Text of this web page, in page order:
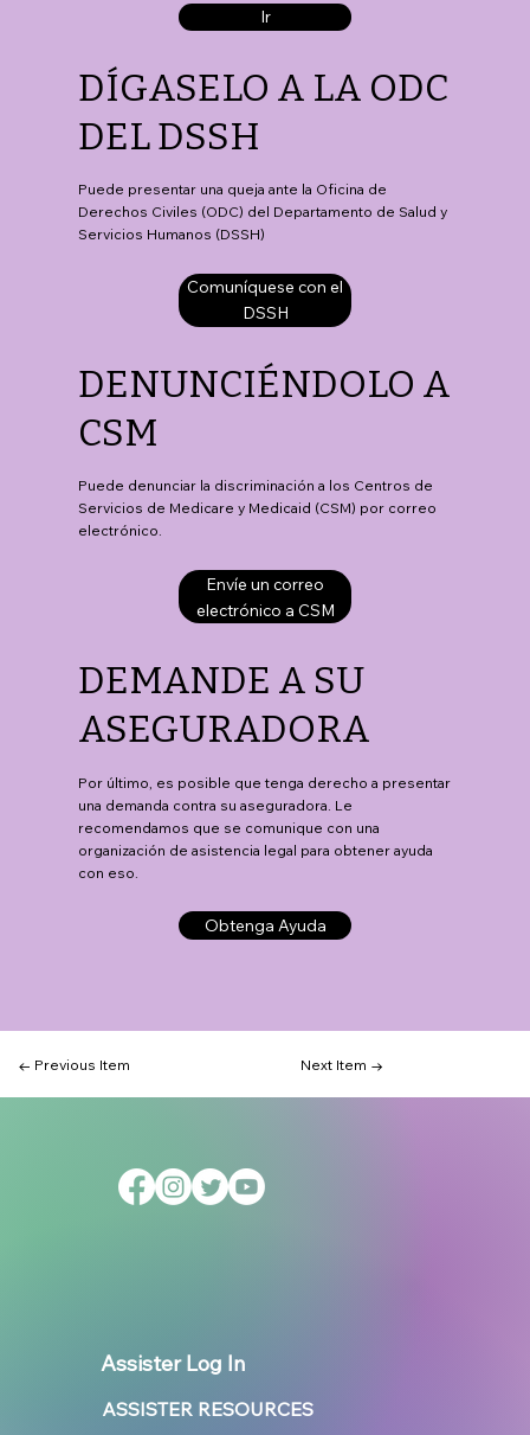
Ir
DÍGASELO A LA ODC
DEL DSSH
Puede presentar una queja ante la Oficina de
Derechos Civiles (ODC) del Departamento de Salud y
Servicios Humanos (DSSH)
Comuníquese con el
DSSH
DENUNCIÉNDOLO A
CSM
Puede denunciar la discriminación a los Centros de
Servicios de Medicare y Medicaid (CSM) por correo
electrónico.
Envíe un correo
electrónico a CSM
DEMANDE A SU
ASEGURADORA
Por último, es posible que tenga derecho a presentar
una demanda contra su aseguradora. Le
recomendamos que se comunique con una
organización de asistencia legal para obtener ayuda
con eso.
Obtenga Ayuda
← Previous Item Next Item →
Assister Log In
ASSISTER RESOURCES